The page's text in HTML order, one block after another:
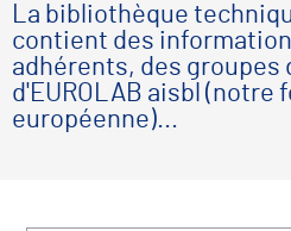
La bibliothèque
contient des
adhérents, des groupes
d'EUROLAB aisbl (notre
européenne)...